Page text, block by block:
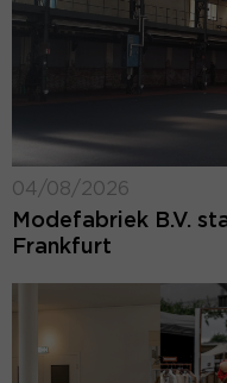
04/08/2026
Modefabriek B.V.
Frankfurt